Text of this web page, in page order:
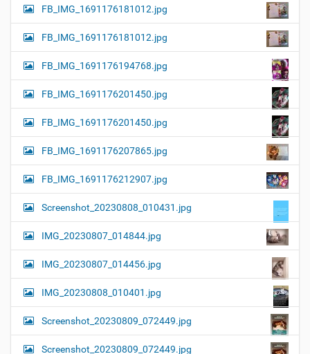
FB_IMG_1691176181012.jpg
FB_IMG_1691176181012.jpg
FB_IMG_1691176194768.jpg
FB_IMG_1691176201450.jpg
FB_IMG_1691176201450.jpg
FB_IMG_1691176207865.jpg
FB_IMG_1691176212907.jpg
Screenshot_20230808_010431.jpg
IMG_20230807_014844.jpg
IMG_20230807_014456.jpg
IMG_20230808_010401.jpg
Screenshot_20230809_072449.jpg
Screenshot_20230809_072449.jpg